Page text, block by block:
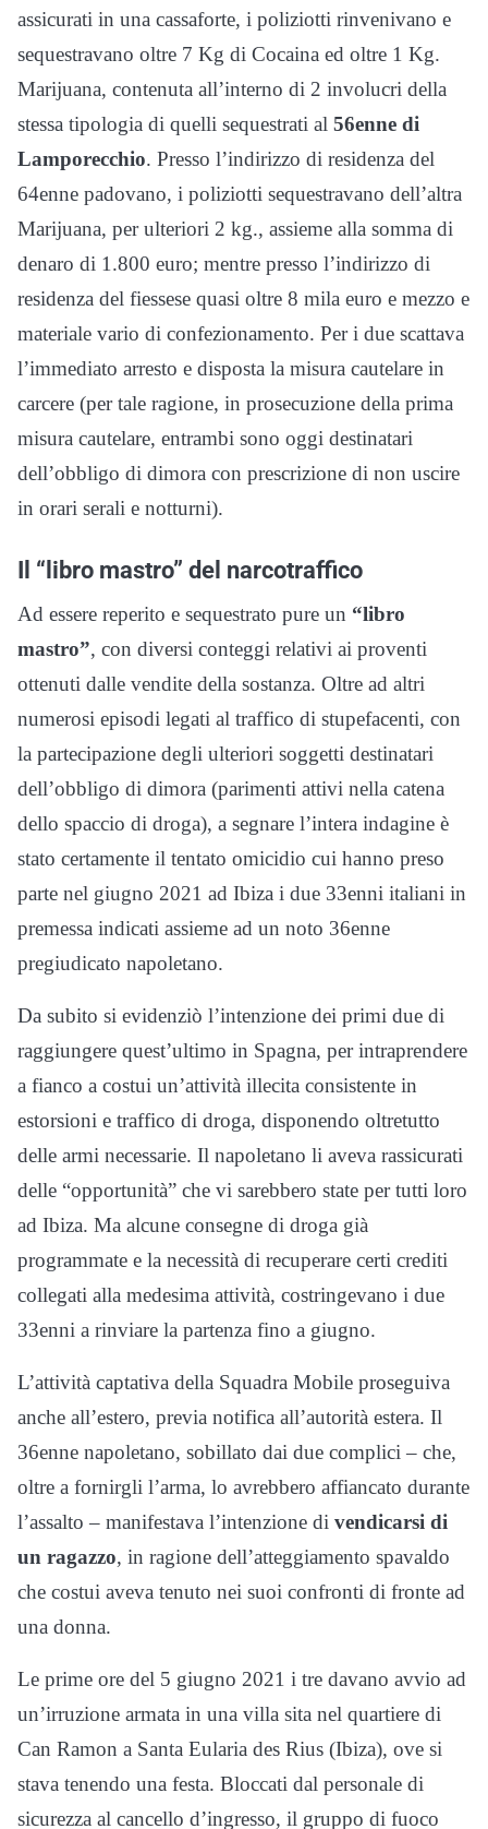
assicurati in una cassaforte, i poliziotti rinvenivano e
sequestravano oltre 7 Kg di Cocaina ed oltre 1 Kg.
Marijuana, contenuta all’interno di 2 involucri della
stessa tipologia di quelli sequestrati al 56enne di
Lamporecchio. Presso l’indirizzo di residenza del
64enne padovano, i poliziotti sequestravano dell’altra
Marijuana, per ulteriori 2 kg., assieme alla somma di
denaro di 1.800 euro; mentre presso l’indirizzo di
residenza del fiessese quasi oltre 8 mila euro e mezzo e
materiale vario di confezionamento. Per i due scattava
l’immediato arresto e disposta la misura cautelare in
carcere (per tale ragione, in prosecuzione della prima
misura cautelare, entrambi sono oggi destinatari
dell’obbligo di dimora con prescrizione di non uscire
in orari serali e notturni).
Il “libro mastro” del narcotraffico
Ad essere reperito e sequestrato pure un “libro
mastro”, con diversi conteggi relativi ai proventi
ottenuti dalle vendite della sostanza. Oltre ad altri
numerosi episodi legati al traffico di stupefacenti, con
la partecipazione degli ulteriori soggetti destinatari
dell’obbligo di dimora (parimenti attivi nella catena
dello spaccio di droga), a segnare l’intera indagine è
stato certamente il tentato omicidio cui hanno preso
parte nel giugno 2021 ad Ibiza i due 33enni italiani in
premessa indicati assieme ad un noto 36enne
pregiudicato napoletano.
Da subito si evidenziò l’intenzione dei primi due di
raggiungere quest’ultimo in Spagna, per intraprendere
a fianco a costui un’attività illecita consistente in
estorsioni e traffico di droga, disponendo oltretutto
delle armi necessarie. Il napoletano li aveva rassicurati
delle “opportunità” che vi sarebbero state per tutti loro
ad Ibiza. Ma alcune consegne di droga già
programmate e la necessità di recuperare certi crediti
collegati alla medesima attività, costringevano i due
33enni a rinviare la partenza fino a giugno.
L’attività captativa della Squadra Mobile proseguiva
anche all’estero, previa notifica all’autorità estera. Il
36enne napoletano, sobillato dai due complici – che,
oltre a fornirgli l’arma, lo avrebbero affiancato durante
l’assalto – manifestava l’intenzione di vendicarsi di
un ragazzo, in ragione dell’atteggiamento spavaldo
che costui aveva tenuto nei suoi confronti di fronte ad
una donna.
Le prime ore del 5 giugno 2021 i tre davano avvio ad
un’irruzione armata in una villa sita nel quartiere di
Can Ramon a Santa Eularia des Rius (Ibiza), ove si
stava tenendo una festa. Bloccati dal personale di
sicurezza al cancello d’ingresso, il gruppo di fuoco